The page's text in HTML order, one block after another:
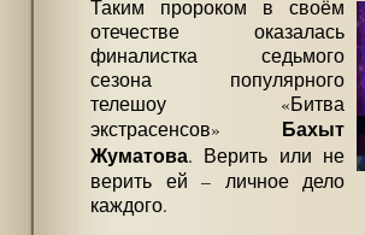
Таким пророком в своём
отечестве оказалась
финалистка седьмого
сезона популярного
телешоу «Битва
экстрасенсов» Бахыт
Жуматова. Верить или не
верить ей – личное дело
каждого.